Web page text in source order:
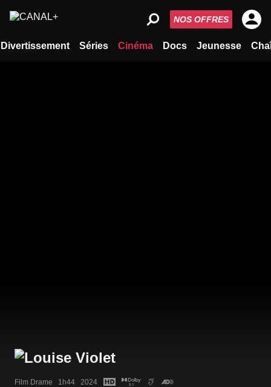
Divertissement Séries Cinéma Docs Jeunesse
NOS OFFRES
Film Drame   1h44   2024